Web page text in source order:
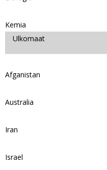
Kemia
Ulkomaat
Afganistan
Australia
Iran
Israel